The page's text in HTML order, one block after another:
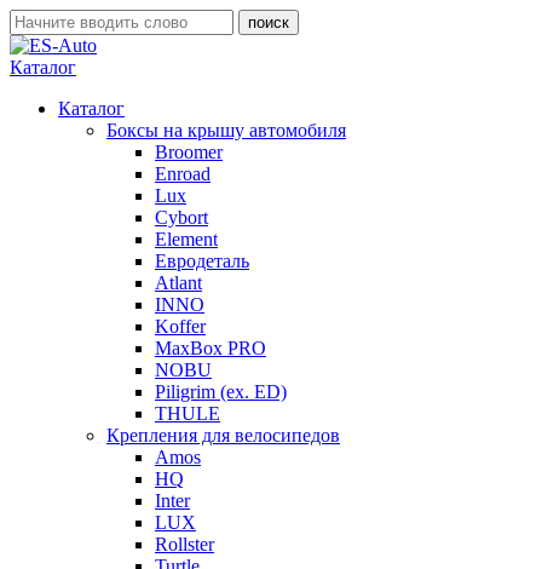
Каталог
Каталог
Боксы на крышу автомобиля
Broomer
Enroad
Lux
Cybort
Element
Евродеталь
Atlant
INNO
Koffer
MaxBox PRO
NOBU
Piligrim (ex. ED)
THULE
Крепления для велосипедов
Amos
HQ
Inter
LUX
Rollster